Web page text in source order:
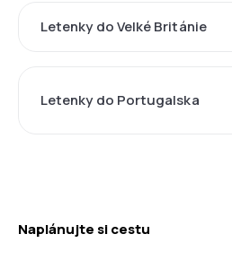
Letenky do Velké Británie
Letenky do Portugalska
Naplánujte si cestu